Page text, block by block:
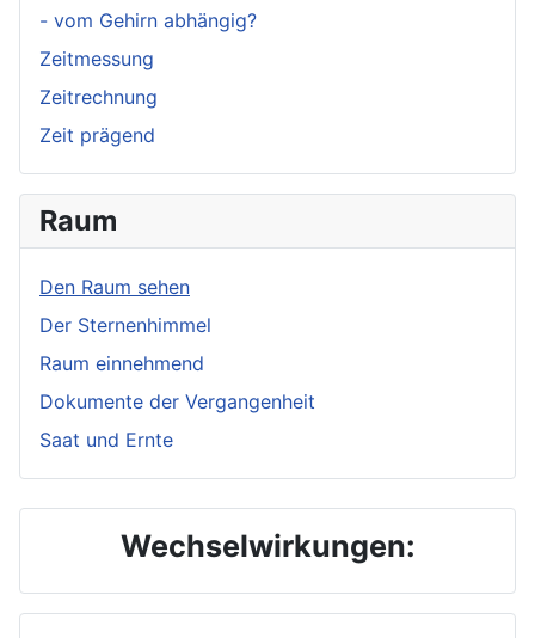
- vom Gehirn abhängig?
Zeitmessung
Zeitrechnung
Zeit prägend
Raum
Den Raum sehen
Der Sternenhimmel
Raum einnehmend
Dokumente der Vergangenheit
Saat und Ernte
Wechselwirkungen: